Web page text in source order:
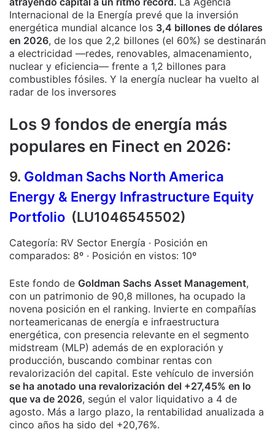
Internacional de la Energía prevé que la inversión
energética mundial alcance los 3,4 billones de dólares
en 2026, de los que 2,2 billones (el 60%) se destinarán
a electricidad —redes, renovables, almacenamiento,
nuclear y eficiencia— frente a 1,2 billones para
combustibles fósiles. Y la energía nuclear ha vuelto al
radar de los inversores
Los 9 fondos de energía más
populares en Finect en 2026:
9. Goldman Sachs North America
Energy & Energy Infrastructure Equity
Portfolio (LU1046545502)
Categoría: RV Sector Energía · Posición en
comparados: 8º · Posición en vistos: 10º
Este fondo de Goldman Sachs Asset Management,
con un patrimonio de 90,8 millones, ha ocupado la
novena posición en el ranking. Invierte en compañías
norteamericanas de energía e infraestructura
energética, con presencia relevante en el segmento
midstream (MLP) además de en exploración y
producción, buscando combinar rentas con
revalorización del capital. Este vehículo de inversión
se ha anotado una revalorización del +27,45% en lo
que va de 2026, según el valor liquidativo a 4 de
agosto. Más a largo plazo, la rentabilidad anualizada a
cinco años ha sido del +20,76%.